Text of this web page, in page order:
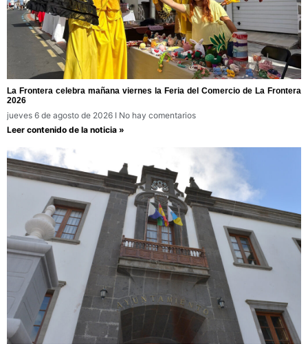
La Frontera celebra mañana viernes la Feria del Comercio de La Frontera
2026
jueves 6 de agosto de 2026
No hay comentarios
Leer contenido de la noticia »